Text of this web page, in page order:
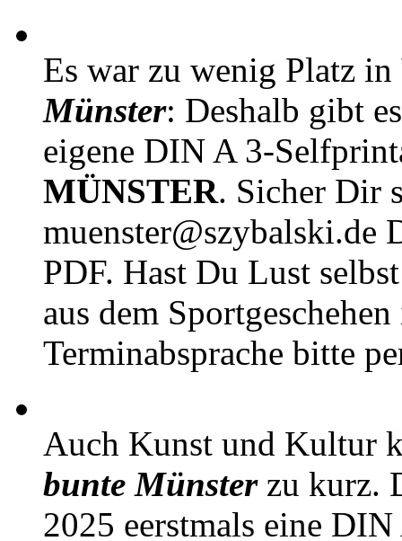
Es war zu wenig Platz in
Münster: Deshalb gibt
eigene DIN A 3-
MÜNSTER. Sicher Dir
muenster@szybalski.de
PDF. Hast Du Lust
aus dem
Terminabsprache bitte
Auch Kunst und Kultur
bunte Münsterzu kurz.
2025 eerstmals eine